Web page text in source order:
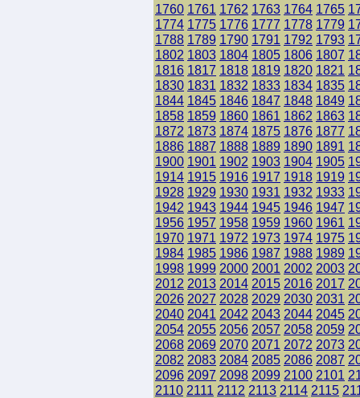
1760 1761 1762 1763 1764 1765
1774 1775 1776 1777 1778 1779
1788 1789 1790 1791 1792 1793
1802 1803 1804 1805 1806 1807
1816 1817 1818 1819 1820 1821
1830 1831 1832 1833 1834 1835
1844 1845 1846 1847 1848 1849
1858 1859 1860 1861 1862 1863
1872 1873 1874 1875 1876 1877
1886 1887 1888 1889 1890 1891
1900 1901 1902 1903 1904 1905
1914 1915 1916 1917 1918 1919
1928 1929 1930 1931 1932 1933
1942 1943 1944 1945 1946 1947
1956 1957 1958 1959 1960 1961
1970 1971 1972 1973 1974 1975
1984 1985 1986 1987 1988 1989
1998 1999 2000 2001 2002 2003
2012 2013 2014 2015 2016 2017
2026 2027 2028 2029 2030 2031
2040 2041 2042 2043 2044 2045
2054 2055 2056 2057 2058 2059
2068 2069 2070 2071 2072 2073
2082 2083 2084 2085 2086 2087
2096 2097 2098 2099 2100 2101
2110 2111 2112 2113 2114 2115